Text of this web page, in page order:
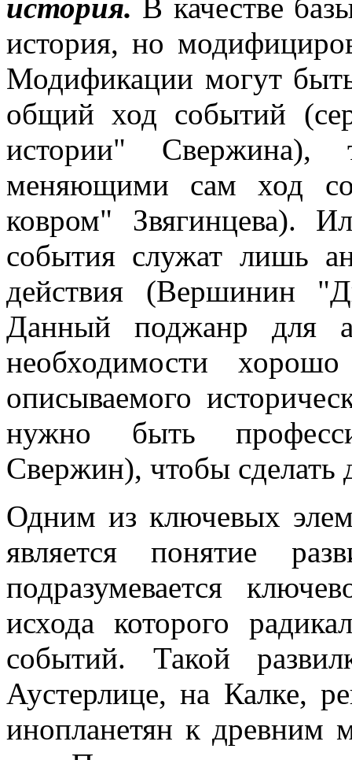
история. В качестве
история, но
Модификации могут
общий ход событий
истории" Свержина),
меняющими сам ход
ковром" Звягинцева).
события служат лишь
действия (Вершинин
Данный поджанр для
необходимости
описываемого
нужно быть
Свержин), чтобы сделать
Одним из ключевых
является понятие
подразумевается
исхода которого
событий. Такой
Аустерлице, на Калке,
инопланетян к древним